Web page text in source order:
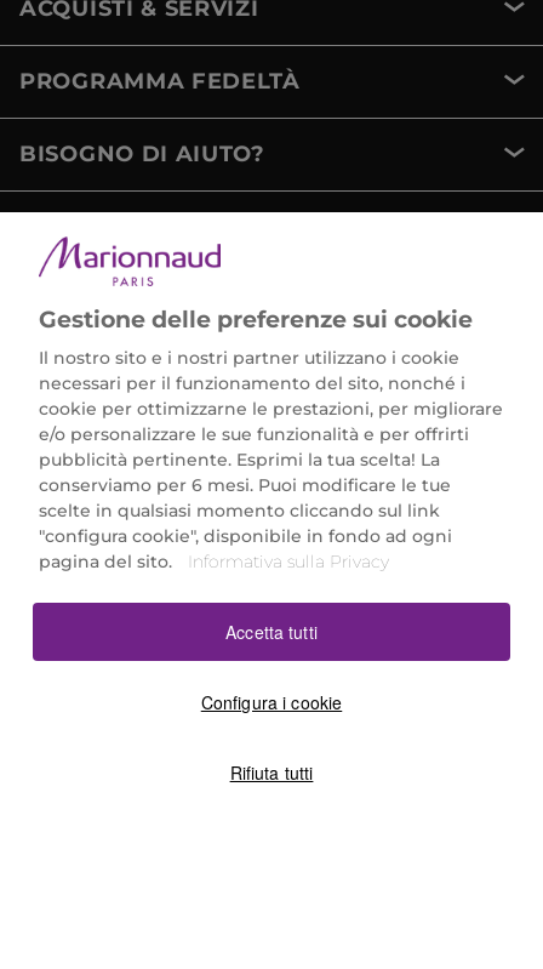
ACQUISTI & SERVIZI
PROGRAMMA FEDELTÀ
BISOGNO DI AIUTO?
Marionnaud Parfumeries Italia S.r.l.
Largo Fiera Milano 5, 20017 Rho (MI)
REA Milano 1650024 con P.IVA 13425220152.
SCARICA LA NOSTRA APP
Gestione delle preferenze sui cookie
Il nostro sito e i nostri partner utilizzano i cookie
necessari per il funzionamento del sito, nonché i
cookie per ottimizzarne le prestazioni, per migliorare
e/o personalizzare le sue funzionalità e per offrirti
pubblicità pertinente. Esprimi la tua scelta! La
conserviamo per 6 mesi. Puoi modificare le tue
scelte in qualsiasi momento cliccando sul link
"configura cookie", disponibile in fondo ad ogni
pagina del sito.
Informativa sulla Privacy
Configura i cookie
Rifiuta tutti
Accetta tutti